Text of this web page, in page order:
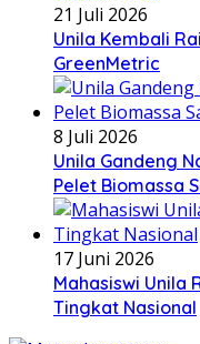
21 Juli 2026
Unila Kembali
GreenMetric
8 Juli 2026
Unila Gandeng
Pelet Biomassa
17 Juni 2026
Mahasiswi Unila
Tingkat Nasional